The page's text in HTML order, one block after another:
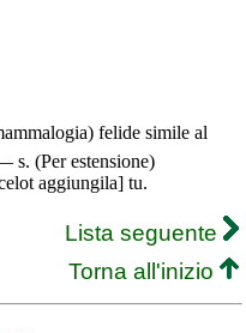
felide simile al
s. (Per estensione)
aggiungila] tu.
Lista seguente
Torna all'inizio